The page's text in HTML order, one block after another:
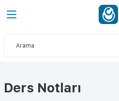
Ders Notları